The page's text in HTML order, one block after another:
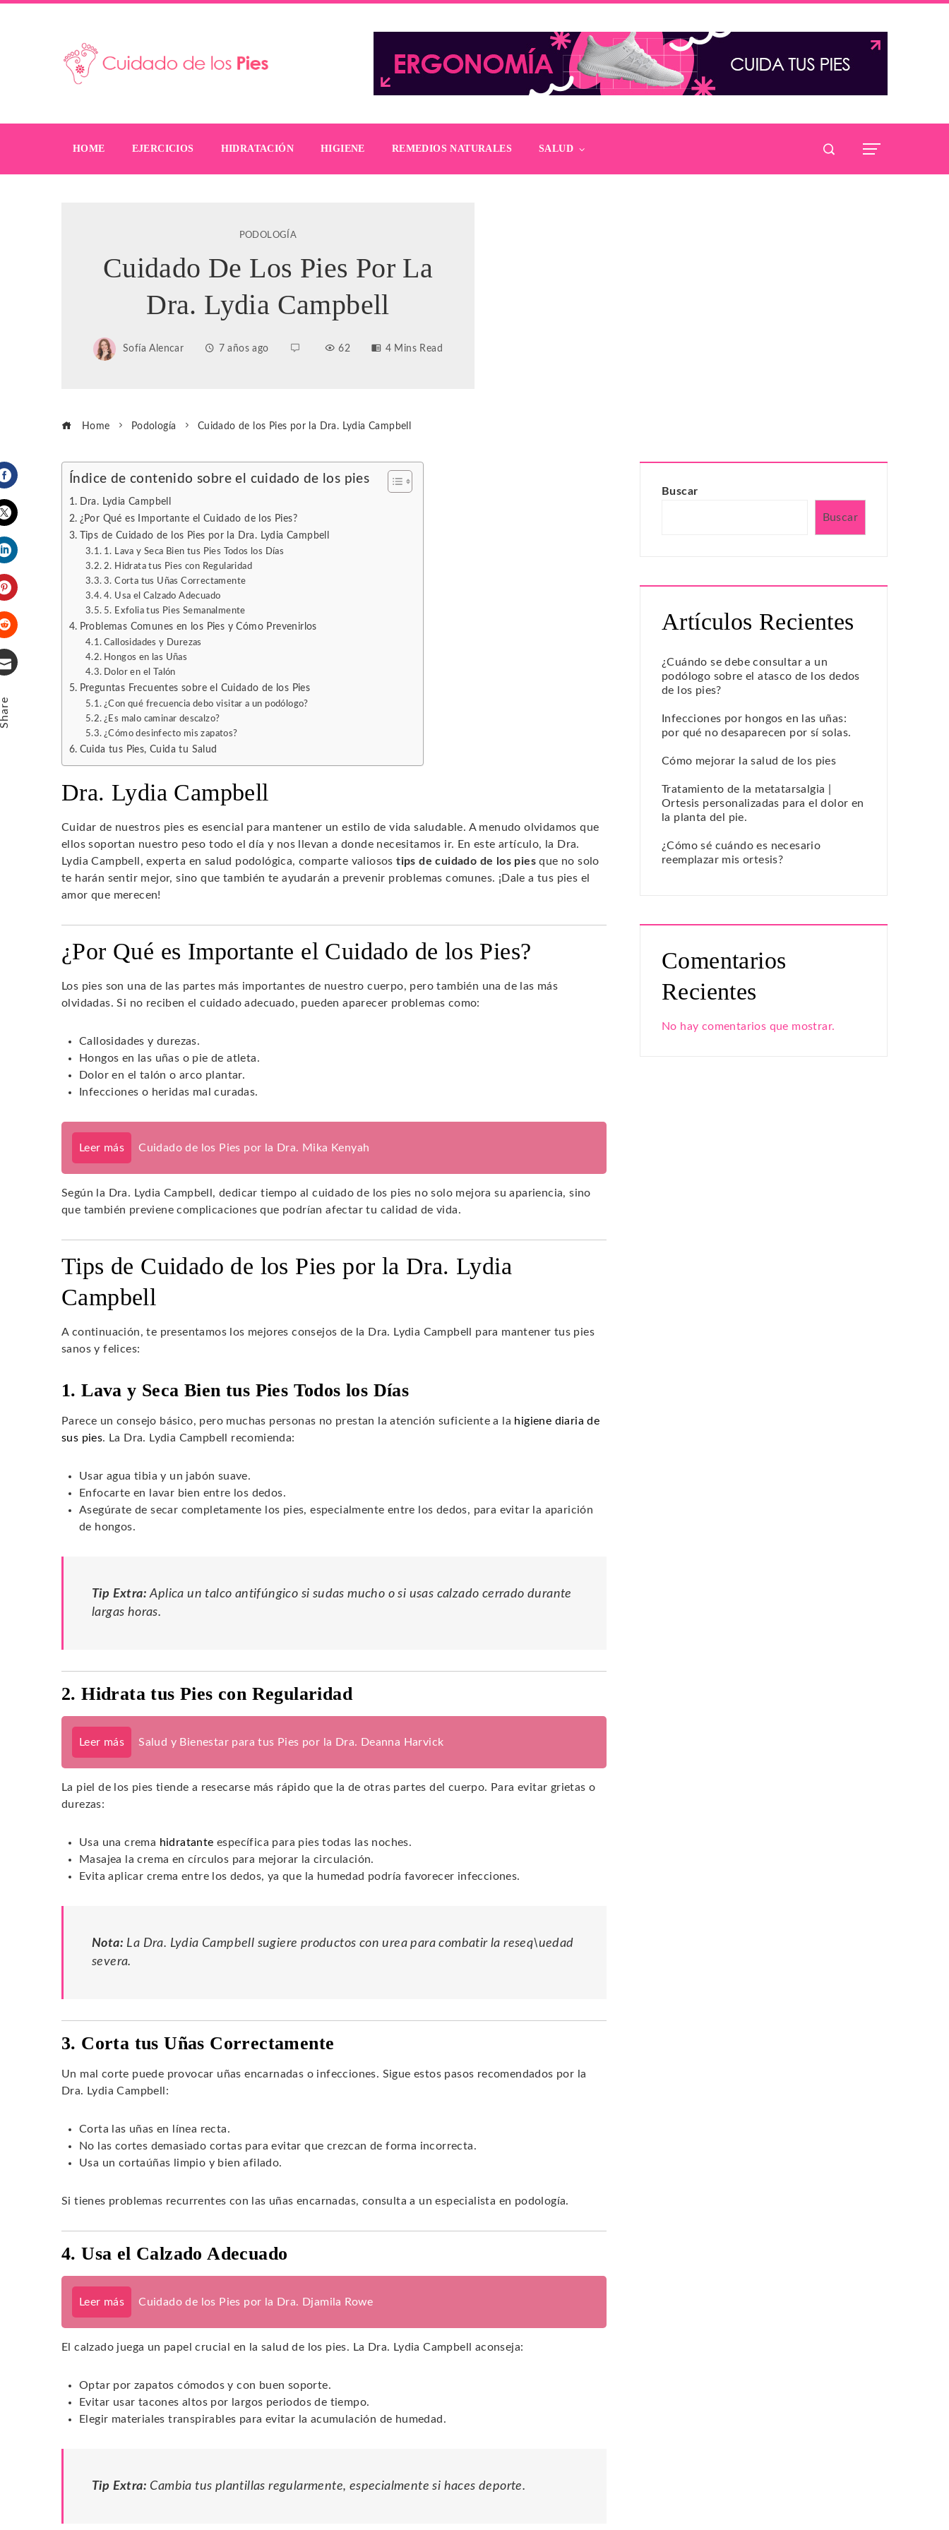
HOME EJERCICIOS HIDRATACIÓN HIGIENE REMEDIOS NATURALES SALUD
PODOLOGÍA
Cuidado De Los Pies Por La
Dra. Lydia Campbell
Sofía Alencar 7 años ago 62 4 Mins Read
Home Podología Cuidado de los Pies por la Dra. Lydia Campbell
Facebook
Twitter
LinkedIn
Pinterest
Stumbleupon
Índice de contenido sobre el cuidado de los pies
Dra. Lydia Campbell
¿Por Qué es Importante el Cuidado de los Pies?
Tips de Cuidado de los Pies por la Dra. Lydia Campbell
1. Lava y Seca Bien tus Pies Todos los Días
2. Hidrata tus Pies con Regularidad
3. Corta tus Uñas Correctamente
4. Usa el Calzado Adecuado
5. Exfolia tus Pies Semanalmente
Problemas Comunes en los Pies y Cómo Prevenirlos
Callosidades y Durezas
Hongos en las Uñas
Dolor en el Talón
Preguntas Frecuentes sobre el Cuidado de los Pies
¿Con qué frecuencia debo visitar a un podólogo?
¿Es malo caminar descalzo?
¿Cómo desinfecto mis zapatos?
Cuida tus Pies, Cuida tu Salud
Dra. Lydia Campbell
Cuidar de nuestros pies es esencial para mantener un estilo de vida saludable. A menudo olvidamos que
ellos soportan nuestro peso todo el día y nos llevan a donde necesitamos ir. En este artículo, la Dra.
Lydia Campbell, experta en salud podológica, comparte valiosostips de cuidado de los pies que no solo
te harán sentir mejor, sino que también te ayudarán a prevenir problemas comunes. ¡Dale a tus pies el
amor que merecen!
¿Por Qué es Importante el Cuidado de los Pies?
Los pies son una de las partes más importantes de nuestro cuerpo, pero también una de las más
olvidadas. Si no reciben el cuidado adecuado, pueden aparecer problemas como:
Callosidades y durezas.
Hongos en las uñas o pie de atleta.
Dolor en el talón o arco plantar.
Infecciones o heridas mal curadas.
Leer más Cuidado de los Pies por la Dra. Mika Kenyah
Según la Dra. Lydia Campbell, dedicar tiempo al cuidado de los pies no solo mejora su apariencia, sino
que también previene complicaciones que podrían afectar tu calidad de vida.
Tips de Cuidado de los Pies por la Dra. Lydia
Campbell
A continuación, te presentamos los mejores consejos de la Dra. Lydia Campbell para mantener tus pies
sanos y felices:
1. Lava y Seca Bien tus Pies Todos los Días
Parece un consejo básico, pero muchas personas no prestan la atención suficiente a la higiene diaria de
sus pies. La Dra. Lydia Campbell recomienda:
Usar agua tibia y un jabón suave.
Enfocarte en lavar bien entre los dedos.
Asegúrate de secar completamente los pies, especialmente entre los dedos, para evitar la aparición
de hongos.
Tip Extra: Aplica un talco antifúngico si sudas mucho o si usas calzado cerrado durante
largas horas.
2. Hidrata tus Pies con Regularidad
Leer más Salud y Bienestar para tus Pies por la Dra. Deanna Harvick
La piel de los pies tiende a resecarse más rápido que la de otras partes del cuerpo. Para evitar grietas o
durezas:
Usa una crema hidratante específica para pies todas las noches.
Masajea la crema en círculos para mejorar la circulación.
Evita aplicar crema entre los dedos, ya que la humedad podría favorecer infecciones.
Nota: La Dra. Lydia Campbell sugiere productos con urea para combatir la reseq\uedad
severa.
3. Corta tus Uñas Correctamente
Un mal corte puede provocar uñas encarnadas o infecciones. Sigue estos pasos recomendados por la
Dra. Lydia Campbell:
Corta las uñas en línea recta.
No las cortes demasiado cortas para evitar que crezcan de forma incorrecta.
Usa un cortaúñas limpio y bien afilado.
Si tienes problemas recurrentes con las uñas encarnadas, consulta a un especialista en podología.
4. Usa el Calzado Adecuado
Leer más Cuidado de los Pies por la Dra. Djamila Rowe
El calzado juega un papel crucial en la salud de los pies. La Dra. Lydia Campbell aconseja:
Optar por zapatos cómodos y con buen soporte.
Evitar usar tacones altos por largos periodos de tiempo.
Elegir materiales transpirables para evitar la acumulación de humedad.
Tip Extra: Cambia tus plantillas regularmente, especialmente si haces deporte.
Buscar
Buscar
Artículos Recientes
¿Cuándo se debe consultar a un
podólogo sobre el atasco de los dedos
de los pies?
Infecciones por hongos en las uñas:
por qué no desaparecen por sí solas.
Cómo mejorar la salud de los pies
Tratamiento de la metatarsalgia |
Ortesis personalizadas para el dolor en
la planta del pie.
¿Cómo sé cuándo es necesario
reemplazar mis ortesis?
Comentarios
Recientes
No hay comentarios que mostrar.